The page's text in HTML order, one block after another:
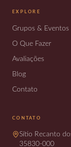
EXPLORE
Grupos & Eventos
O Que Fazer
Avaliações
Blog
Contato
CONTATO
Sítio Recanto
35830-000